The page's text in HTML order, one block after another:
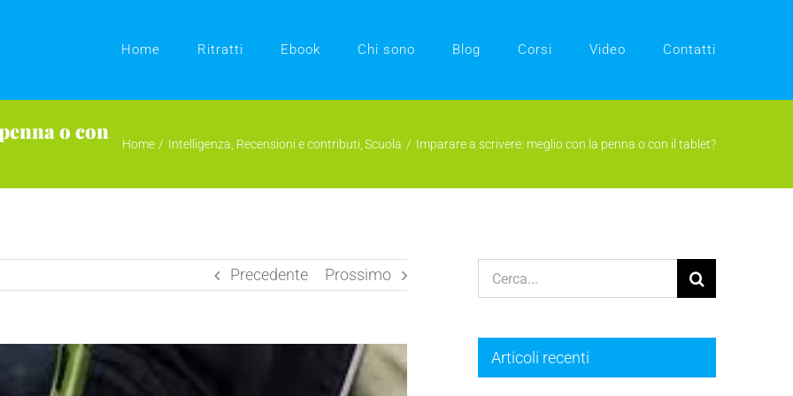
Home Ritratti Ebook Chi sono Blog Corsi Video Contatti
o con
Home Intelligenza Recensioni e contributi Scuola Imparare a scrivere: meglio con la penna o con il tablet?
Precedente Prossimo
Cerca
per:
Articoli recenti